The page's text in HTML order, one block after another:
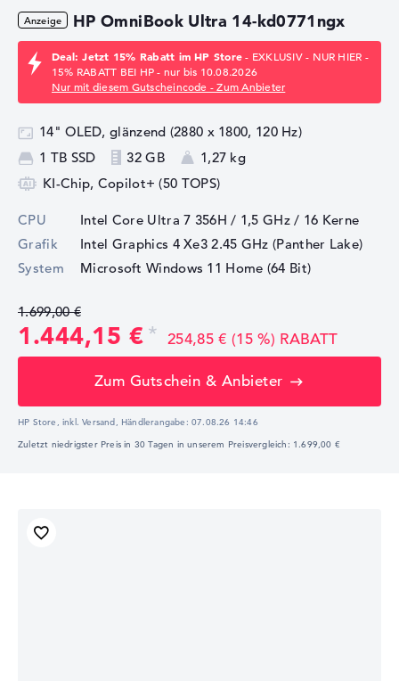
HP OmniBook Ultra 14-kd0771ngx
Deal: Jetzt 15% Rabatt im HP Store- EXKLUSIV - NUR HIER -
15% RABATT BEI HP - nur bis 10.08.2026
Nur mit diesem Gutscheincode - Zum Anbieter
14" OLED, glänzend (2880 x 1800, 120 Hz)
1 TB SSD
32 GB
1,27 kg
KI-Chip, Copilot+ (50 TOPS)
CPU Intel Core Ultra 7 356H / 1,5 GHz/ 16 Kerne
Grafik
Intel Graphics 4 Xe3 2.45 GHz (Panther Lake)
System
Microsoft Windows 11 Home (64 Bit)
1.699,00 €
1.444,15 € 254,85 € (15 %) RABATT
Zum Gutschein & Anbieter
HP Store, inkl. Versand, Händlerangabe:07.08.26 14:46
Zuletzt niedrigster Preis in 30 Tagen in unserem Preisvergleich: 1.699,00 €